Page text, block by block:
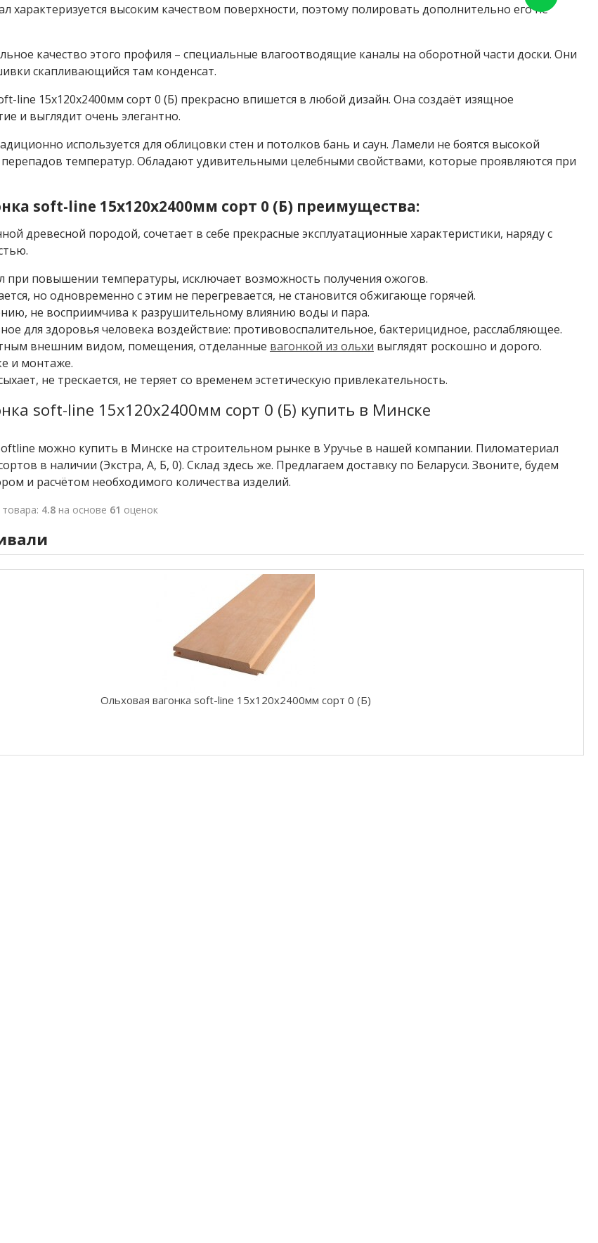
характеризуется высоким качеством поверхности, поэтому полировать дополнительно его не
качество этого профиля – специальные влагоотводящие каналы на оборотной части доски. Они
скапливающийся там конденсат.
line 15x120x2400мм сорт 0 (Б) прекрасно впишется в любой дизайн. Она создаёт изящное
и выглядит очень элегантно.
используется для облицовки стен и потолков бань и саун. Ламели не боятся высокой
перепадов температур. Обладают удивительными целебными свойствами, которые проявляются при
soft-line 15x120x2400мм сорт 0 (Б) преимущества:
древесной породой, сочетает в себе прекрасные эксплуатационные характеристики, наряду с
при повышении температуры, исключает возможность получения ожогов.
но одновременно с этим не перегревается, не становится обжигающе горячей.
не восприимчива к разрушительному влиянию воды и пара.
для здоровья человека воздействие: противовоспалительное, бактерицидное, расслабляющее.
внешним видом, помещения, отделанные вагонкой из ольхи выглядят роскошно и дорого.
и монтаже.
не трескается, не теряет со временем эстетическую привлекательность.
soft-line 15x120x2400мм сорт 0 (Б) купить в Минске
можно купить в Минске на строительном рынке в Уручье в нашей компании. Пиломатериал
в наличии (Экстра, А, Б, 0). Склад здесь же. Предлагаем доставку по Беларуси. Звоните, будем
и расчётом необходимого количества изделий.
4.8на основе 61 оценок
Ольховая вагонка soft-line 15x120x2400мм сорт 0 (Б)